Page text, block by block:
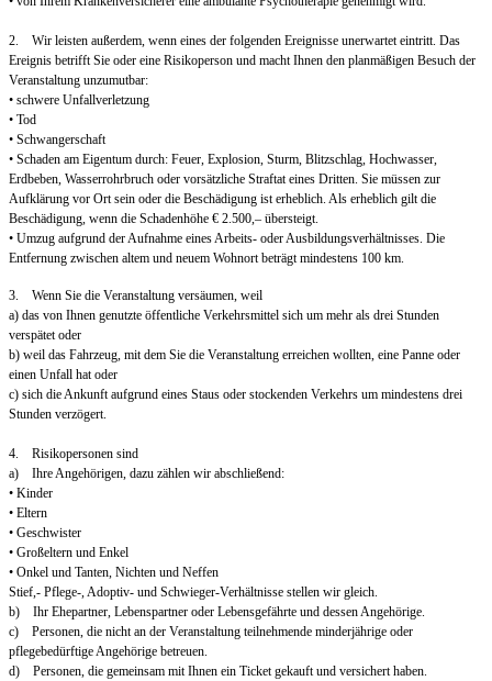
2. Wir leisten außerdem, wenn eines der folgenden Ereignisse unerwartet eintritt. Das
Ereignis betrifft Sie oder eine Risikoperson und macht Ihnen den planmäßigen Besuch der
Veranstaltung unzumutbar:
• schwere Unfallverletzung
• Tod
• Schwangerschaft
• Schaden am Eigentum durch: Feuer, Explosion, Sturm, Blitzschlag, Hochwasser,
Erdbeben, Wasserrohrbruch oder vorsätzliche Straftat eines Dritten. Sie müssen zur
Aufklärung vor Ort sein oder die Beschädigung ist erheblich. Als erheblich gilt die
Beschädigung, wenn die Schadenhöhe € 2.500,– übersteigt.
• Umzug aufgrund der Aufnahme eines Arbeits- oder Ausbildungsverhältnisses. Die
Entfernung zwischen altem und neuem Wohnort beträgt mindestens 100 km.
3. Wenn Sie die Veranstaltung versäumen, weil
a) das von Ihnen genutzte öffentliche Verkehrsmittel sich um mehr als drei Stunden
verspätet oder
b) weil das Fahrzeug, mit dem Sie die Veranstaltung erreichen wollten, eine Panne oder
einen Unfall hat oder
c) sich die Ankunft aufgrund eines Staus oder stockenden Verkehrs um mindestens drei
Stunden verzögert.
4. Risikopersonen sind
a) Ihre Angehörigen, dazu zählen wir abschließend:
• Kinder
• Eltern
• Geschwister
• Großeltern und Enkel
• Onkel und Tanten, Nichten und Neffen
Stief,- Pflege-, Adoptiv- und Schwieger-Verhältnisse stellen wir gleich.
b) Ihr Ehepartner, Lebenspartner oder Lebensgefährte und dessen Angehörige.
c) Personen, die nicht an der Veranstaltung teilnehmende minderjährige oder
pflegebedürftige Angehörige betreuen.
d) Personen, die gemeinsam mit Ihnen ein Ticket gekauft und versichert haben.